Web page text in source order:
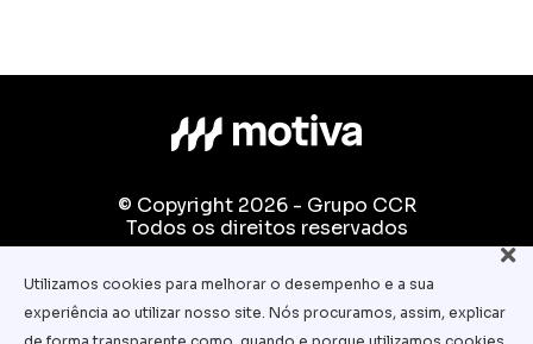
© Copyright 2026 - Grupo CCR
Todos os direitos reservados
Fale conosco:
equipe.pedagogica@motiva.com.br
Utilizamos cookies para melhorar o desempenho e a sua
experiência ao utilizar nosso site. Nós procuramos, assim, explicar